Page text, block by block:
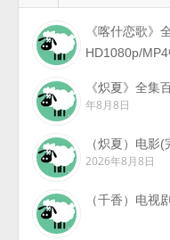
《喀什恋歌》
HD1080p/
《炽夏》全集
年8月8日
（炽夏）电影
2026年8月8日
（千香）电视